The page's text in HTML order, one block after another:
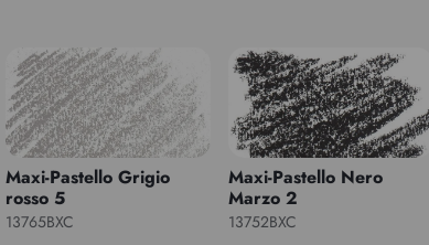
Maxi-Pastello Grigio
rosso 5
13765BXC
Maxi-Pastello Nero
Marzo 2
13752BXC